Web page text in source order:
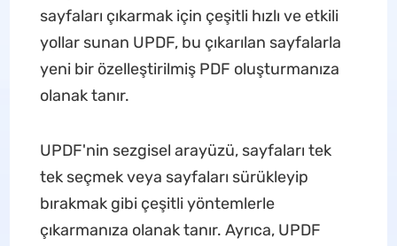
sayfaları çıkarmak için çeşitli hızlı ve etkili
yollar sunan UPDF, bu çıkarılan sayfalarla
yeni bir özelleştirilmiş PDF oluşturmanıza
olanak tanır.
UPDF'nin sezgisel arayüzü, sayfaları tek
tek seçmek veya sayfaları sürükleyip
bırakmak gibi çeşitli yöntemlerle
çıkarmanıza olanak tanır. Ayrıca, UPDF